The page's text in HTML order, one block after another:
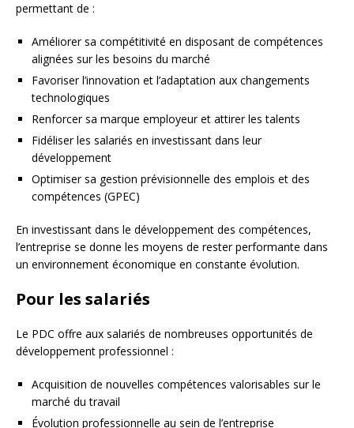
permettant de :
Améliorer sa compétitivité en disposant de compétences
alignées sur les besoins du marché
Favoriser l’innovation et l’adaptation aux changements
technologiques
Renforcer sa marque employeur et attirer les talents
Fidéliser les salariés en investissant dans leur
développement
Optimiser sa gestion prévisionnelle des emplois et des
compétences (GPEC)
En investissant dans le développement des compétences,
l’entreprise se donne les moyens de rester performante dans
un environnement économique en constante évolution.
Pour les salariés
Le PDC offre aux salariés de nombreuses opportunités de
développement professionnel :
Acquisition de nouvelles compétences valorisables sur le
marché du travail
Évolution professionnelle au sein de l’entreprise